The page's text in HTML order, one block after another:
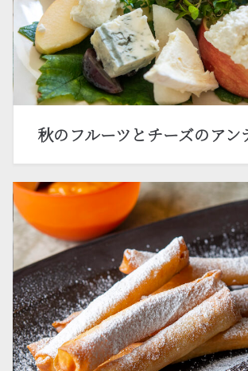
秋のフルーツとチーズのアン